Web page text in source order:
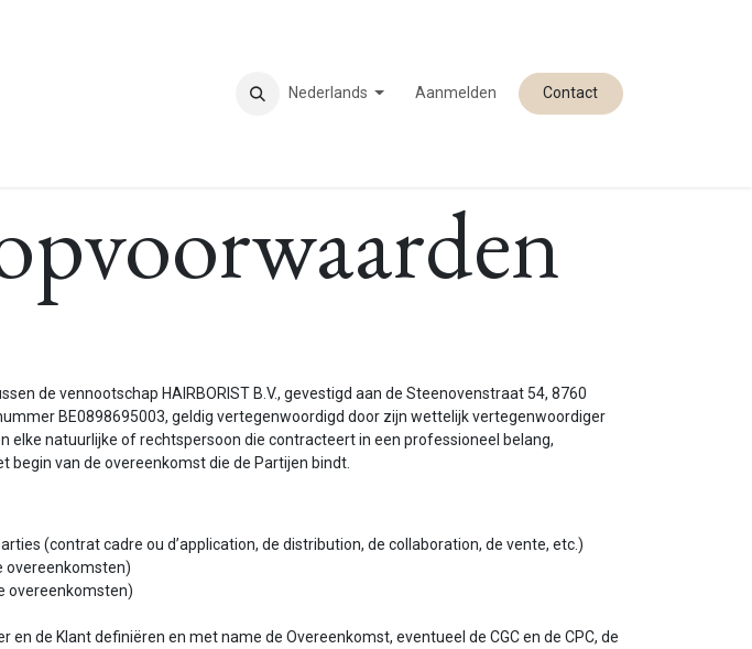
Nederlands Aanmelden Contact
de vennootschap HAIRBORIST B.V., gevestigd aan de Steenovenstraat 54, 8760
BE0898695003, geldig vertegenwoordigd door zijn wettelijk vertegenwoordiger
elke natuurlijke of rechtspersoon die contracteert in een professioneel belang,
van de overeenkomst die de Partijen bindt.
(contrat cadre ou d’application, de distribution, de collaboration, de vente, etc.)
overeenkomsten)
overeenkomsten)
de Klant definiëren en met name de Overeenkomst, eventueel de CGC en de CPC, de